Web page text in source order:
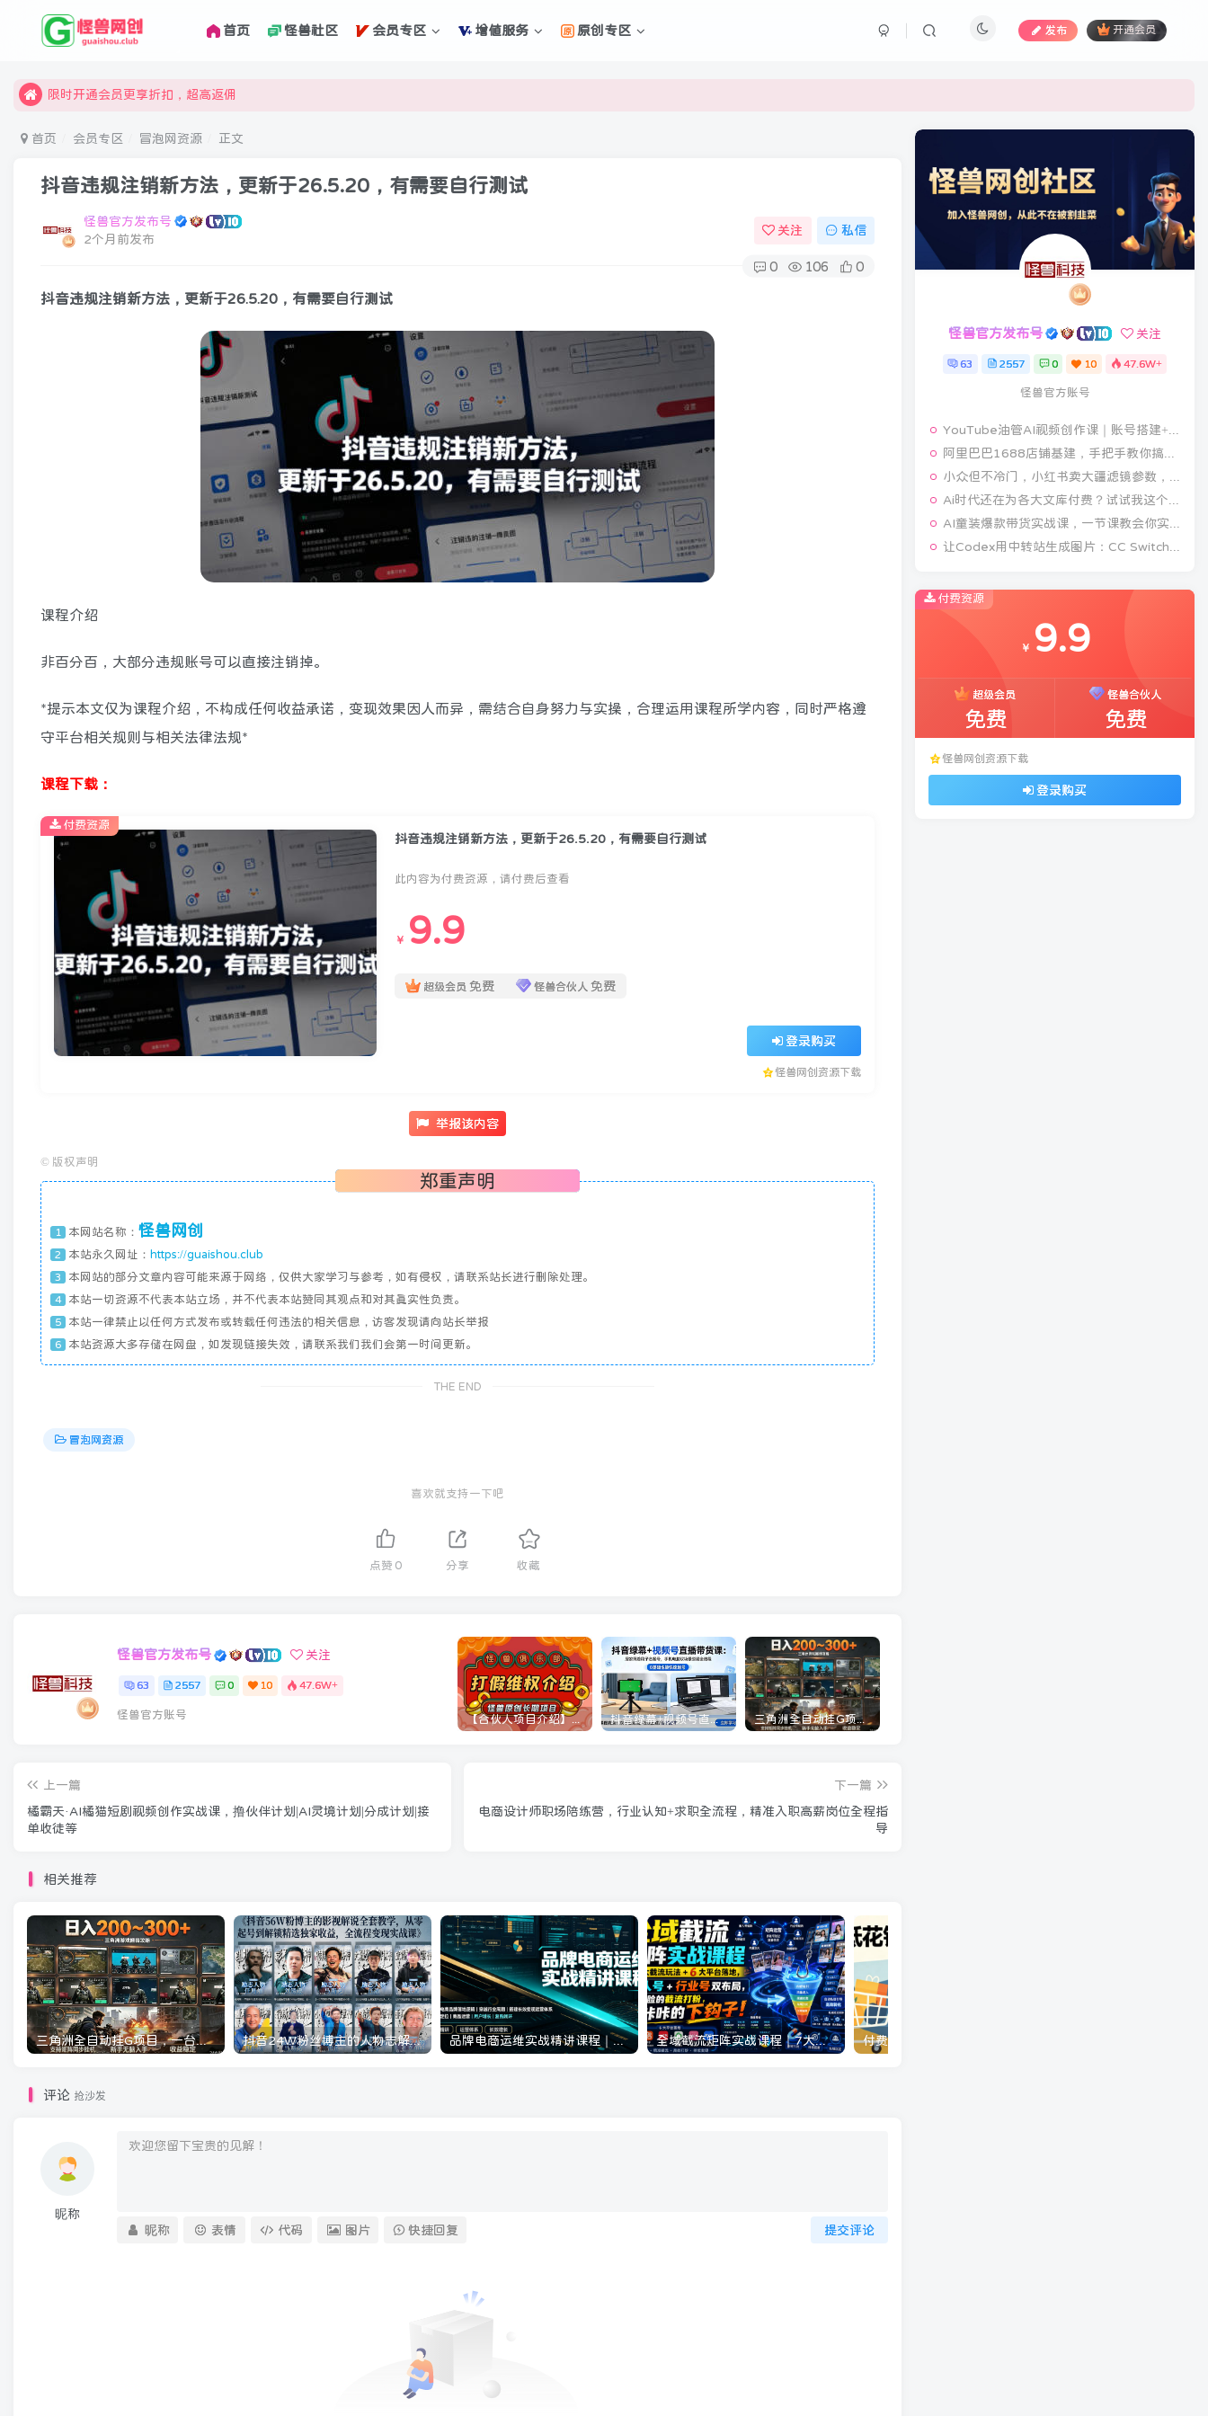
首页 怪兽社区 会员专区 增值服务 原创专区 发布 开通会员
汇集各领域的创新者、创业者和副业经营者，共同探索创业和创新的未来
限时开通会员更享折扣，超高返佣
首页 会员专区 冒泡网资源 正文
抖音违规注销新方法，更新于26.5.20，有需要自行测试
怪兽官方发布号
2个月前发布
关注 私信
0 106 0
抖音违规注销新方法，更新于26.5.20，有需要自行测试
课程介绍
非百分百，大部分违规账号可以直接注销掉。
*提示本文仅为课程介绍，不构成任何收益承诺，变现效果因人而异，需结合自身努力与实操，合理运用课程所学内容，同时严格遵
守平台相关规则与相关法律法规*
课程下载：
抖音违规注销新方法，更新于26.5.20，有需要自行测试
此内容为付费资源，请付费后查看
￥ 9.9
超级会员 免费 怪兽合伙人 免费
登录购买
怪兽网创资源下载
付费资源
举报该内容
© 版权声明
郑重声明
1 本网站名称： 怪兽网创
2 本站永久网址： https://guaishou.club
3 本网站的部分文章内容可能来源于网络，仅供大家学习与参考，如有侵权，请联系站长进行删除处理。
4 本站一切资源不代表本站立场，并不代表本站赞同其观点和对其真实性负责。
5 本站一律禁止以任何方式发布或转载任何违法的相关信息，访客发现请向站长举报
6 本站资源大多存储在网盘，如发现链接失效，请联系我们我们会第一时间更新。
THE END
冒泡网资源
喜欢就支持一下吧
点赞 0 分享 收藏
怪兽官方发布号 关注
63 2557 0 10 47.6W+
怪兽官方账号 【合伙人项目介绍】打假维权项目介绍 抖音绿幕+视频号直播带货课：居家照着稿子念起号，手机电脑双场景搭建全流程 三角洲全自动挂G项目，一台电脑即可操作，防封稳账号，日收益300+，收益全程包回收，省心稳賺【揭秘】
上一篇
橘霸天·AI橘猫短剧视频创作实战课，撸伙伴计划|AI灵境计划|分成计划|接
单收徒等
下一篇
电商设计师职场陪练营，行业认知+求职全流程，精准入职高薪岗位全程指
导
相关推荐
三角洲全自动挂G项目，一台电脑即可操作，防封稳账号，日收益300+，收益全程包回收，省心稳賺【揭秘】 抖音24W粉丝博主的人物志解说教学，从内容打磨到流量变现，解锁抖音伙伴计划+精选收益双份收益 品牌电商运维实战精讲课程｜吃透电商品牌落地逻辑、穿越行业周期、搭建长效变现运营体系 全域截流矩阵实战课程｜7大截流玩法+6大平台落地，素人号+行业号双布局，不要脸的截流打粉，咔咔咔的下钩子！
评论 抢沙发
昵称
提交评论
昵称 表情 代码 图片 快捷回复
怪兽官方发布号 关注
63 2557 0 10 47.6W+
怪兽官方账号
付费资源
￥ 9.9
超级会员
免费
怪兽合伙人
免费
怪兽网创资源下载
登录购买